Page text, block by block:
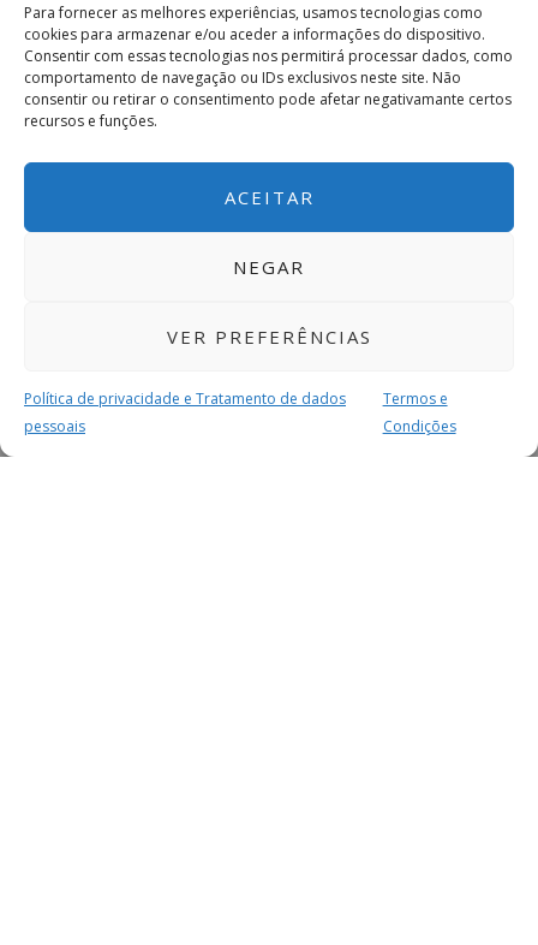
Para fornecer as melhores experiências, usamos tecnologias como
cookies para armazenar e/ou aceder a informações do dispositivo.
Consentir com essas tecnologias nos permitirá processar dados, como
comportamento de navegação ou IDs exclusivos neste site. Não
consentir ou retirar o consentimento pode afetar negativamante certos
recursos e funções.
ACEITAR
NEGAR
VER PREFERÊNCIAS
Política de privacidade e Tratamento de dados
pessoais
Termos e
Condições